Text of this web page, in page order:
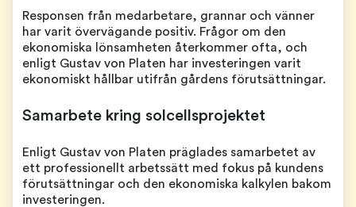
Responsen från medarbetare, grannar och vänner
har varit övervägande positiv. Frågor om den
ekonomiska lönsamheten återkommer ofta, och
enligt Gustav von Platen har investeringen varit
ekonomiskt hållbar utifrån gårdens förutsättningar.
Samarbete kring solcellsprojektet
Enligt Gustav von Platen präglades samarbetet av
ett professionellt arbetssätt med fokus på kundens
förutsättningar och den ekonomiska kalkylen bakom
investeringen.